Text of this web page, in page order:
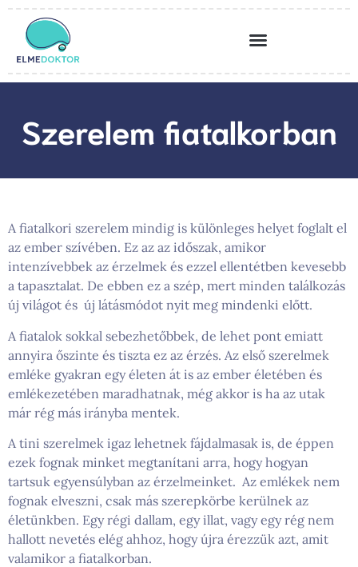
Szerelem fiatalkorban
A fiatalkori szerelem mindig is különleges helyet foglalt el
az ember szívében. Ez az az időszak, amikor
intenzívebbek az érzelmek és ezzel ellentétben kevesebb
a tapasztalat. De ebben ez a szép, mert minden találkozás
új világot és új látásmódot nyit meg mindenki előtt.
A fiatalok sokkal sebezhetőbbek, de lehet pont emiatt
annyira őszinte és tiszta ez az érzés. Az első szerelmek
emléke gyakran egy életen át is az ember életében és
emlékezetében maradhatnak, még akkor is ha az utak
már rég más irányba mentek.
A tini szerelmek igaz lehetnek fájdalmasak is, de éppen
ezek fognak minket megtanítani arra, hogy hogyan
tartsuk egyensúlyban az érzelmeinket. Az emlékek nem
fognak elveszni, csak más szerepkörbe kerülnek az
életünkben. Egy régi dallam, egy illat, vagy egy rég nem
hallott nevetés elég ahhoz, hogy újra érezzük azt, amit
valamikor a fiatalkorban.